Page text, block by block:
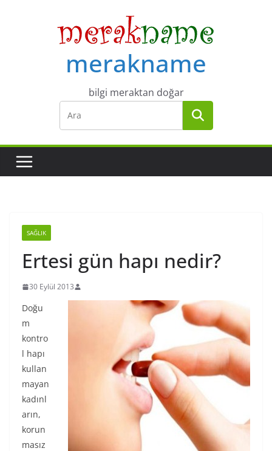
merakname
bilgi meraktan doğar
SAĞLIK
Ertesi gün hapı nedir?
30 Eylül 2013
Doğu
m
kontro
l hapı
kullan
mayan
kadınl
arın,
korun
masız